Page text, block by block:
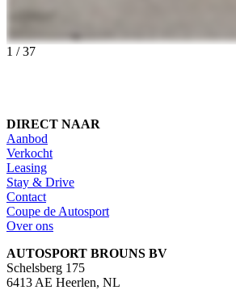
1 /37
DIRECT NAAR
Aanbod
Verkocht
Leasing
Stay & Drive
Contact
Coupe de Autosport
Over ons
AUTOSPORT BROUNS BV
Schelsberg 175
6413 AE Heerlen, NL